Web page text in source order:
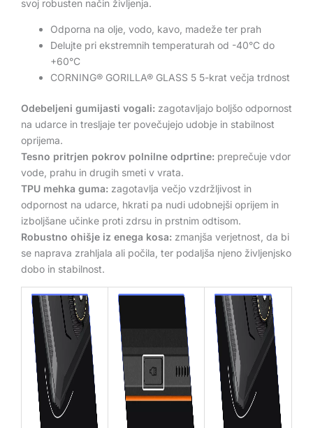
svoj robusten način življenja.
Odporna na olje, vodo, kavo, madeže ter prah
Delujte pri ekstremnih temperaturah od -40°C do
+60°C
CORNING® GORILLA® GLASS 5 5-krat večja trdnost
Odebeljeni gumijasti vogali: zagotavljajo boljšo odpornost
na udarce in tresljaje ter povečujejo udobje in stabilnost
oprijema.
Tesno pritrjen pokrov polnilne odprtine: preprečuje vdor
vode, prahu in drugih smeti v vrata.
TPU mehka guma: zagotavlja večjo vzdržljivost in
odpornost na udarce, hkrati pa nudi udobnejši oprijem in
izboljšane učinke proti zdrsu in prstnim odtisom.
Robustno ohišje iz enega kosa: zmanjša verjetnost, da bi
se naprava zrahljala ali počila, ter podaljša njeno življenjsko
dobo in stabilnost.